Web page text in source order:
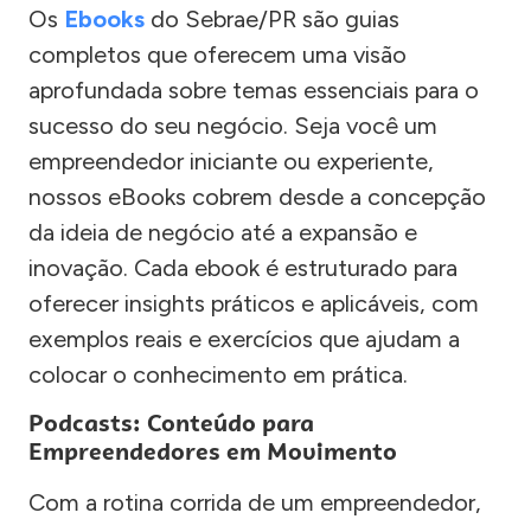
Os Ebooks do Sebrae/PR são guias
completos que oferecem uma visão
aprofundada sobre temas essenciais para o
sucesso do seu negócio. Seja você um
empreendedor iniciante ou experiente,
nossos eBooks cobrem desde a concepção
da ideia de negócio até a expansão e
inovação. Cada ebook é estruturado para
oferecer insights práticos e aplicáveis, com
exemplos reais e exercícios que ajudam a
colocar o conhecimento em prática.
Podcasts: Conteúdo para
Empreendedores em Movimento
Com a rotina corrida de um empreendedor,